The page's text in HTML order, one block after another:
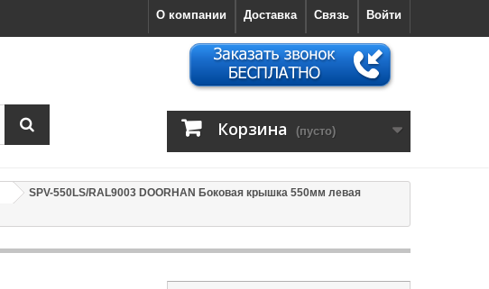
Войти
Связь
Доставка
О компании
Корзина (пусто)
SPV-550LS/RAL9003 DOORHAN Боковая крышка 550мм левая
×